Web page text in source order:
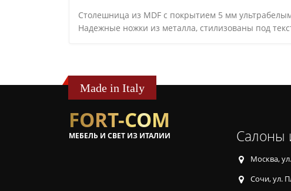
Столешница из MDF c покрытием 5 мм
Надежные ножки из металла, стилизованы под
Made in Italy
FORT-COM
МЕБЕЛЬ И СВЕТ ИЗ ИТАЛИИ Салоны
Москва,
Сочи, ул.